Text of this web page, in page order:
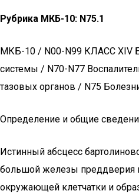
Рубрика МКБ-10: N75.1
МКБ-10 / N00-N99 КЛАСС XIV
системы / N70-N77
тазовых органов / N75
Определение и общие
Истинный абсцесс
большой железы преддверия
окружающей клетчатки и